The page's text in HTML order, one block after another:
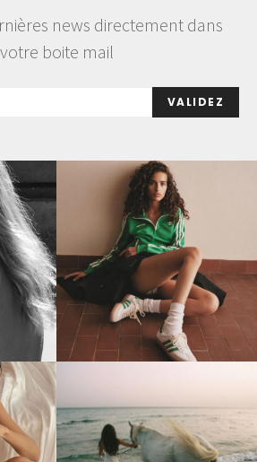
news directement dans
votre boite mail
VALIDEZ